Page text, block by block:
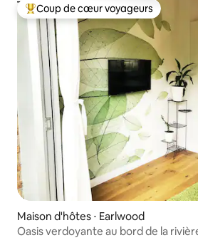
Coups de cœur voyageurs les plus
Coup de cœur voyageurs
Maison d'hôtes ⋅ Earlwood
Oasis verdoyante au bord de la